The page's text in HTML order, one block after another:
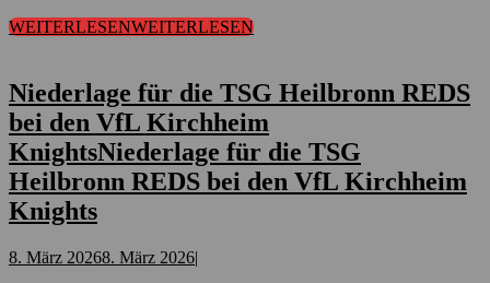
WEITERLESENWEITERLESEN
Niederlage für die TSG Heilbronn REDS
bei den VfL Kirchheim
KnightsNiederlage für die TSG
Heilbronn REDS bei den VfL Kirchheim
Knights
8. März 20268. März 2026|